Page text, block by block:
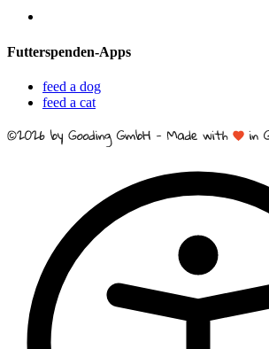
Futterspenden-Apps
feed a dog
feed a cat